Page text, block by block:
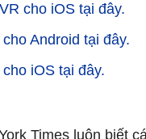
cho iOS tại đây.
Android tại đây.
iOS tại đây.
Times luôn biết